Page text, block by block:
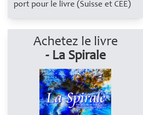
port pour le livre (Suisse et CEE)
Achetez le livre
- La Spirale